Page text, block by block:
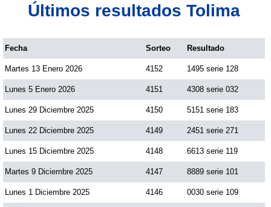
Últimos resultados Tolima
Fecha Sorteo Resultado
Martes 13 Enero 2026 4152 1495 serie 128
Lunes 5 Enero 2026 4151 4308 serie 032
Lunes 29 Diciembre 2025 4150 5151 serie 183
Lunes 22 Diciembre 2025 4149 2451 serie 271
Lunes 15 Diciembre 2025 4148 6613 serie 119
Martes 9 Diciembre 2025 4147 8889 serie 101
Lunes 1 Diciembre 2025 4146 0030 serie 109